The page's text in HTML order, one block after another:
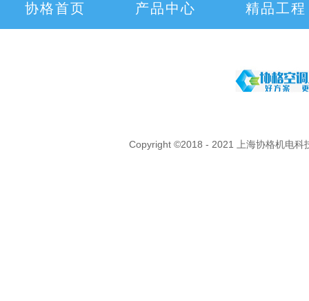
协格首页 产品中心 精品工程
Copyright ©2018 - 2021 上海协格机电